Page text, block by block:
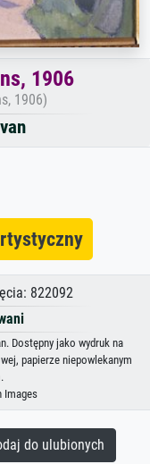
1906
1906)
822092
Dostępny jako wydruk na
papierze niepowlekanym
Images
do ulubionych